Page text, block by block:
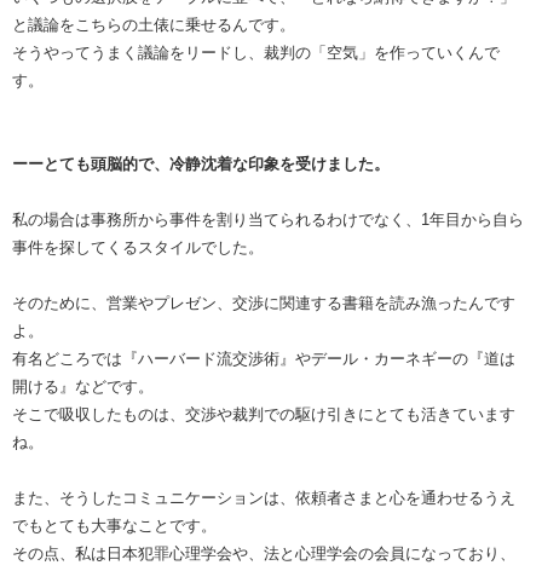
と議論をこちらの土俵に乗せるんです。
そうやってうまく議論をリードし、裁判の「空気」を作っていくんで
す。
ーーとても頭脳的で、冷静沈着な印象を受けました。
私の場合は事務所から事件を割り当てられるわけでなく、1年目から自ら
事件を探してくるスタイルでした。
そのために、営業やプレゼン、交渉に関連する書籍を読み漁ったんです
よ。
有名どころでは『ハーバード流交渉術』やデール・カーネギーの『道は
開ける』などです。
そこで吸収したものは、交渉や裁判での駆け引きにとても活きています
ね。
また、そうしたコミュニケーションは、依頼者さまと心を通わせるうえ
でもとても大事なことです。
その点、私は日本犯罪心理学会や、法と心理学会の会員になっており、